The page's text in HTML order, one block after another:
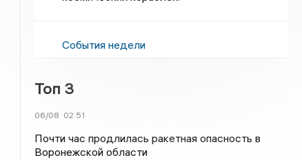
События недели
Топ 3
06/08 02:51
Почти час продлилась ракетная опасность в
Воронежской области